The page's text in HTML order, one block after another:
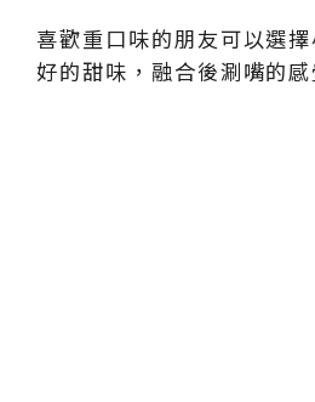
喜歡重口味的朋友可以選
好的甜味，融合後涮嘴的